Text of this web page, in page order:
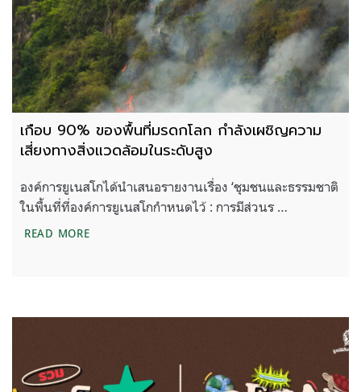
เกือบ 90% ของพื้นที่มรดกโลก กำลังเผชิญความ
เสี่ยงทางสิ่งแวดล้อมในระดับสูง
องค์การยูเนสโกได้นำเสนอรายงานเรื่อง ‘ชุมชนและธรรมชาติ
ในพื้นที่ที่องค์การยูเนสโกกำหนดไว้ : การมีส่วนร …
READ MOREเกือบ 90% ของพื้นที่มรดกโลก กำลังเผชิญความเสี่ยง